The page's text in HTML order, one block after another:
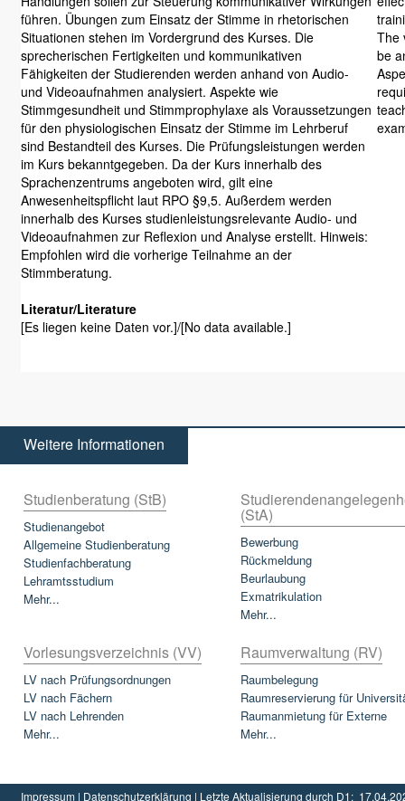
führen. Übungen zum Einsatz der Stimme in rhetorischen
Situationen stehen im Vordergrund des Kurses. Die
sprecherischen Fertigkeiten und kommunikativen
Fähigkeiten der Studierenden werden anhand von Audio-
und Videoaufnahmen analysiert. Aspekte wie
Stimmgesundheit und Stimmprophylaxe als Voraussetzungen
für den physiologischen Einsatz der Stimme im Lehrberuf
sind Bestandteil des Kurses. Die Prüfungsleistungen werden
im Kurs bekanntgegeben. Da der Kurs innerhalb des
Sprachenzentrums angeboten wird, gilt eine
Anwesenheitspflicht laut RPO §9,5. Außerdem werden
innerhalb des Kurses studienleistungsrelevante Audio- und
Videoaufnahmen zur Reflexion und Analyse erstellt. Hinweis:
Empfohlen wird die vorherige Teilnahme an der
Stimmberatung.
The
be
Literatur/Literature
[Es liegen keine Daten vor.]/[No data available.]
Weitere Informationen
Studienberatung (StB)
Studienangebot
Allgemeine Studienberatung
Studienfachberatung
Lehramtsstudium
Mehr...
(StA)
Bewerbung
Rückmeldung
Beurlaubung
Exmatrikulation
Mehr...
Vorlesungsverzeichnis (VV)
LV nach Prüfungsordnungen
LV nach Fächern
LV nach Lehrenden
Mehr...
Raumverwaltung (RV)
Raumbelegung
Raumreservierung für
Raumanmietung für Externe
Mehr...
Impressum | Datenschutzerklärung | Letzte Aktualisierung durch D1: